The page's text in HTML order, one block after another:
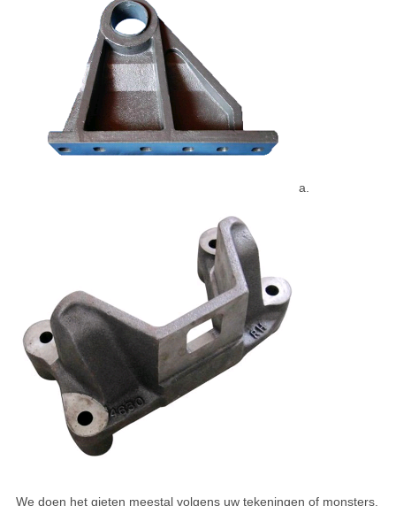
a.
We doen het gieten meestal volgens uw tekeningen of monsters.